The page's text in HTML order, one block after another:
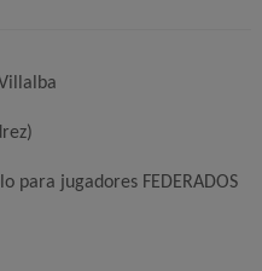
para jugadores FEDERADOS